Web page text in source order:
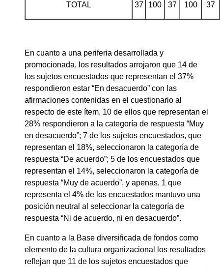
TOTAL 37 100 37 100 37
En cuanto a una periferia desarrollada y
promocionada, los resultados arrojaron que 14 de
los sujetos encuestados que representan el 37%
respondieron estar “En desacuerdo” con las
afirmaciones contenidas en el cuestionario al
respecto de este ítem, 10 de ellos que representan el
28% respondieron a la categoría de respuesta “Muy
en desacuerdo”; 7 de los sujetos encuestados, que
representan el 18%, seleccionaron la categoría de
respuesta “De acuerdo”; 5 de los encuestados que
representan el 14%, seleccionaron la categoría de
respuesta “Muy de acuerdo”, y apenas, 1 que
representa el 4% de los encuestados mantuvo una
posición neutral al seleccionar la categoría de
respuesta “Ni de acuerdo, ni en desacuerdo”.
En cuanto a la Base diversificada de fondos como
elemento de la cultura organizacional los resultados
reflejan que 11 de los sujetos encuestados que